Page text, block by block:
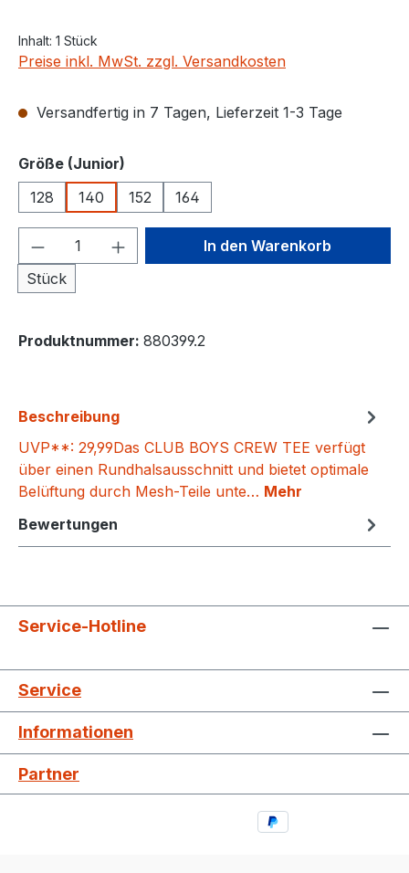
Inhalt: 1 Stück
Preise inkl. MwSt. zzgl. Versandkosten
Versandfertig in 7 Tagen, Lieferzeit 1-3 Tage
Größe (Junior)
128
140 152 164
Produkt Anzahl: Gib den
Stück
In den Warenkorb
Produktnummer: 880399.2
Beschreibung
UVP**: 29,99Das CLUB BOYS CREW TEE verfügt
über einen Rundhalsausschnitt und bietet optimale
Belüftung durch Mesh-Teile unte… Mehr
Bewertungen
Service-Hotline
Service
Informationen
Partner